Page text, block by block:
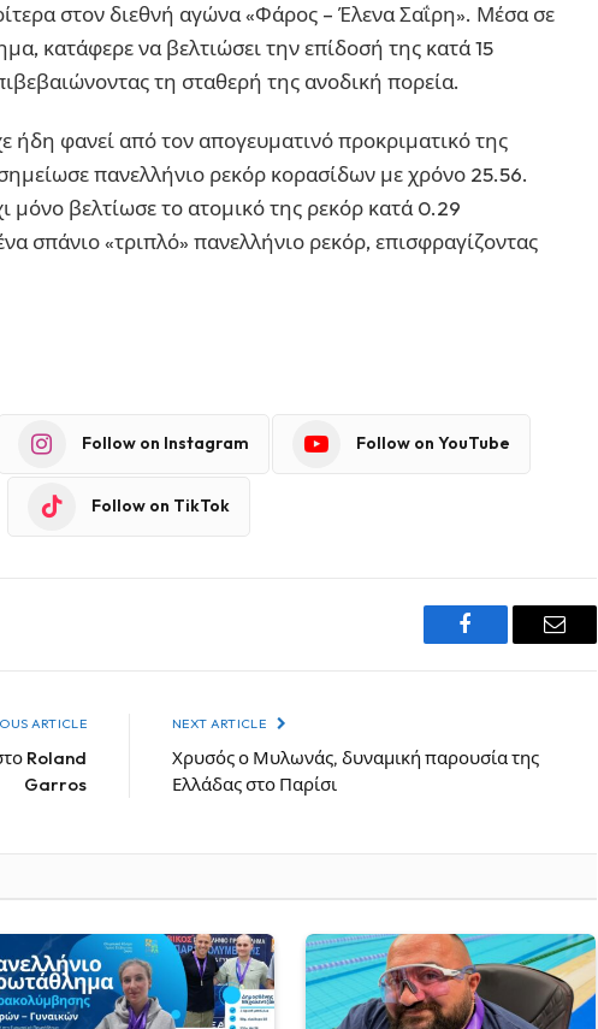
στον διεθνή αγώνα «Φάρος – Έλενα Σαΐρη». Μέσα σε
κατάφερε να βελτιώσει την επίδοσή της κατά 15
τη σταθερή της ανοδική πορεία.
ήδη φανεί από τον απογευματινό προκριματικό της
πανελλήνιο ρεκόρ κορασίδων με χρόνο 25.56.
μόνο βελτίωσε το ατομικό της ρεκόρ κατά 0.29
σπάνιο «τριπλό» πανελλήνιο ρεκόρ, επισφραγίζοντας
Follow on Instagram Follow on YouTube
Follow on TikTok
Facebook Email
ARTICLE
Roland
Garros
NEXT ARTICLE
Χρυσός ο Μυλωνάς, δυναμική παρουσία της
Ελλάδας στο Παρίσι